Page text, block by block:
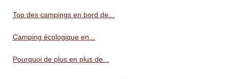
Top des campings en bord de...
Camping écologique en...
Pourquoi de plus en plus de...